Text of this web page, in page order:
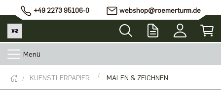
+49 2273 95106-0 webshop@roemerturm.de
Menü
KUENSTLERPAPIER MALEN & ZEICHNEN